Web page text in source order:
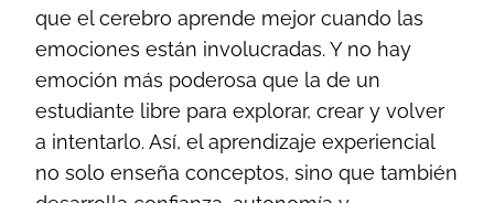
que el cerebro aprende mejor cuando las
emociones están involucradas. Y no hay
emoción más poderosa que la de un
estudiante libre para explorar, crear y volver
a intentarlo. Así, el aprendizaje experiencial
no solo enseña conceptos, sino que también